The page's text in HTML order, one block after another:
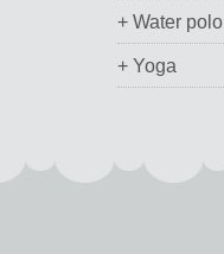
+ Water polo
+ Yoga